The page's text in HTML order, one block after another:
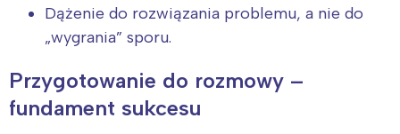
Dążenie do rozwiązania problemu, a nie do
„wygrania” sporu.
Przygotowanie do rozmowy –
fundament sukcesu